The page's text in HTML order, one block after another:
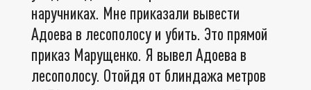
наручниках. Мне приказали вывести
Адоева в лесополосу и убить. Это прямой
приказ Марущенко. Я вывел Адоева в
лесополосу. Отойдя от блиндажа метров